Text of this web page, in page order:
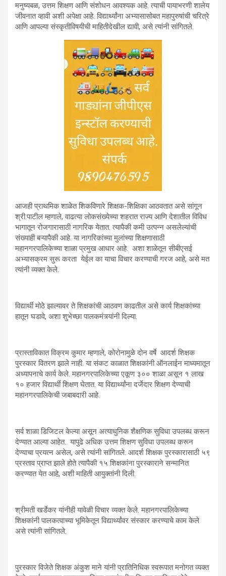
मनुष्यबळ, उत्तम शिक्षण आणि संशोधन आवश्यक आहे. त्याची पायाभरणी शालेय
जीवनात व्हावी अशी अपेक्षा आहे. विद्यार्थ्यांना अभ्यासासोबत महापुरुषांची चरित्रे
आणि आपल्या संस्कृतीविषयीची माहितीदेखील द्यावी, असे त्यांनी सांगितले.
आजही प्राथमिक शाळेत शिकविणारे शिक्षक-शिक्षिका आठवतात असे सांगून
श्री.पाटील म्हणाले, वाढत्या लोकसंख्येच्या शहरात राज्य आणि देशातील विविध
भागातून रोजगारासाठी नागरिक येतात. त्यापैकी कमी उत्पन्न असलेल्यांची
संख्याही बऱ्यापैकी आहे. या नागरिकांच्या मुलांच्या शिक्षणासाठी
महानगरपालिकेच्या शाळा प्रमुख आधार आहे. अशा शाळेतून सीबीएसई
अभ्यासक्रम सुरू करता येईल का याचा विचार करण्याची गरज आहे, असे मत
त्यांनी व्यक्त केले.
विद्यार्थी मोठे झाल्यावर ते शिक्षकांची आठवण काढतील असे कार्य शिक्षकांच्या
हातून घडावे, अशा शुभेच्छा पालकमंत्र्यांनी दिल्या.
प्रास्ताविकात विक्रम कुमार म्हणाले, कोरोनामुळे दोन वर्षे आदर्श शिक्षक
पुरस्कार वितरण झाले नाही. या संकट काळात शिक्षकांनी ऑनलाईन माध्यमातून
अध्यापनाचे कार्य केले. महानगरपालिकेच्या एकूण ३०० शाळा असून १ लाख
१० हजार विद्यार्थी शिक्षण घेतात. या विद्यार्थ्यांना दर्जेदार शिक्षण देण्याची
महानगरपालिकेची जबाबदारी आहे.
सर्व शाळा डिजिटल केल्या असून अत्याधुनिक शैक्षणिक सुविधा उपलब्ध करून
देण्यात आल्या आहेत. यापुढे अधिक उत्तम शिक्षण सुविधा उपलब्ध करून
देण्याचा प्रयत्न असेल, असे त्यांनी सांगितले. आदर्श शिक्षक पुरस्कारासाठी ५९
प्रस्ताव प्राप्त झाले होते त्यापैकी १५ शिक्षकांना पुरस्काराने सन्मानित
करण्यात येत आहे, अशी माहिती आयुक्तांनी दिली.
श्रीमती खर्डेकर यांनीही यावेळी विचार व्यक्त केले. महानगरपालिकेच्या
शिक्षकांनी पालकत्वाच्या भूमिकेतून विद्यार्थ्यांवर संस्कार करण्याचे काम केले
असे त्यांनी सांगितले.
पुरस्कार विजेते शिक्षक अंकुश माने यांनी प्रातिनिधिक स्वरूपात मनोगत व्यक्त